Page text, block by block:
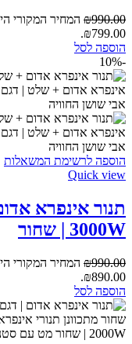
₪990.00 המחיר המקורי היה:
₪799.00.
הוספה לסל
-10%
הוספה לרשימת המשאלות
Quick view
3000W | שחור
₪990.00 המחיר המקורי היה:
₪890.00.
הוספה לסל